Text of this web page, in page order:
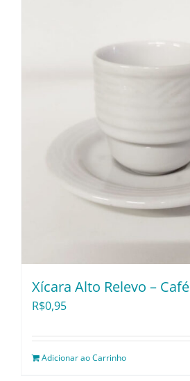
Utensílios e Diversos
Xícara Alto Relevo – Café
R$0,95
Adicionar ao Carrinho